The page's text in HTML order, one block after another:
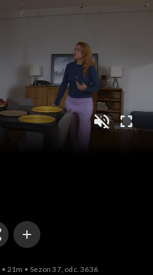
21m Sezon 37, odc. 3636